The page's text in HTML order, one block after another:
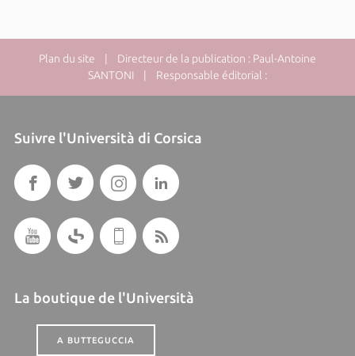
Plan du site | Directeur de la publication : Paul-Antoine
SANTONI | Responsable éditorial :
Suivre l'Università di Corsica
La boutique de l'Università
A BUTTEGUCCIA